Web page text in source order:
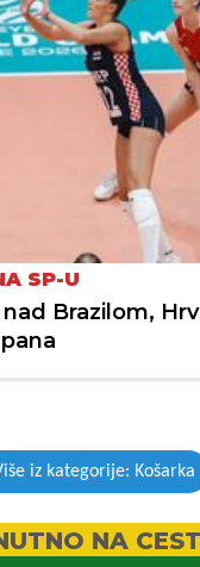
SP-U
Brazilom,
iz kategorije: Košarka
NA